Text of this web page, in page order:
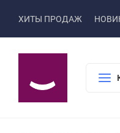
ХИТЫ ПРОДАЖ